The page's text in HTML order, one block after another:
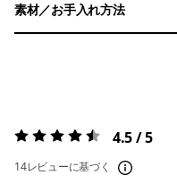
素材／お手入れ方法
評価:4.5 / 5 4.5 / 5
14レビューに基づく